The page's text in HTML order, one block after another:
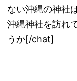
ない沖縄の神社
沖縄神社を訪れ
うか[/chat]